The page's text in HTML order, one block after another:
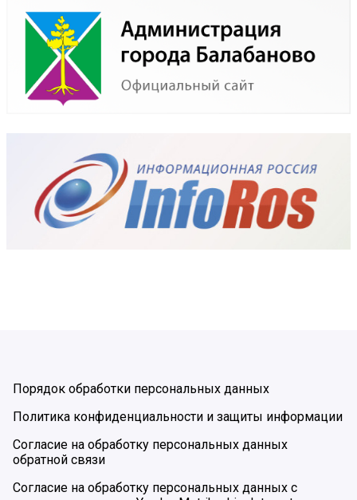
Порядок обработки персональных данных
Политика конфиденциальности и защиты информации
Согласие на обработку персональных данных
обратной связи
Согласие на обработку персональных данных с